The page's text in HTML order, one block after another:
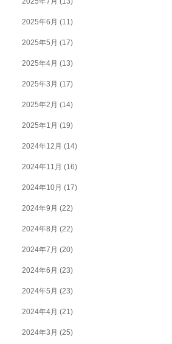
2025年6月 (11)
2025年5月 (17)
2025年4月 (13)
2025年3月 (17)
2025年2月 (14)
2025年1月 (19)
2024年12月 (14)
2024年11月 (16)
2024年10月 (17)
2024年9月 (22)
2024年8月 (22)
2024年7月 (20)
2024年6月 (23)
2024年5月 (23)
2024年4月 (21)
2024年3月 (25)